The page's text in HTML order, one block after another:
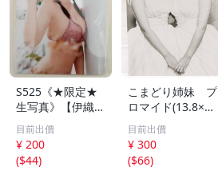
S525《★限定★
生写真》【伊織も
え】ビッグコミッ
クスピリッツ 202
6年8月3日号 ★セ
ブンネット限定特
目前出價
¥ 200
($44)
こまどり姉妹 プ
ロマイド(13.8×8.
5cm) 1枚●bn.4
6
目前出價
¥ 300
($66)